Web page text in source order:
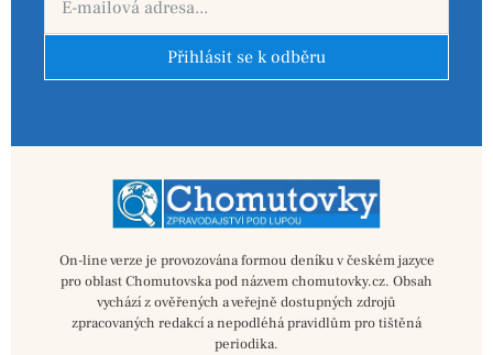
Přihlásit se k odběru
On-line verze je provozována formou deníku v českém jazyce
pro oblast Chomutovska pod názvem chomutovky.cz. Obsah
vychází z ověřených a veřejně dostupných zdrojů
zpracovaných redakcí a nepodléhá pravidlům pro tištěná
periodika.